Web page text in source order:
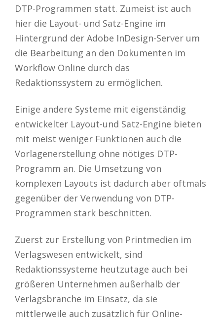
DTP-Programmen statt. Zumeist ist auch
hier die Layout- und Satz-Engine im
Hintergrund der Adobe InDesign-Server um
die Bearbeitung an den Dokumenten im
Workflow Online durch das
Redaktionssystem zu ermöglichen.
Einige andere Systeme mit eigenständig
entwickelter Layout-und Satz-Engine bieten
mit meist weniger Funktionen auch die
Vorlagenerstellung ohne nötiges DTP-
Programm an. Die Umsetzung von
komplexen Layouts ist dadurch aber oftmals
gegenüber der Verwendung von DTP-
Programmen stark beschnitten.
Zuerst zur Erstellung von Printmedien im
Verlagswesen entwickelt, sind
Redaktionssysteme heutzutage auch bei
größeren Unternehmen außerhalb der
Verlagsbranche im Einsatz, da sie
mittlerweile auch zusätzlich für Online-